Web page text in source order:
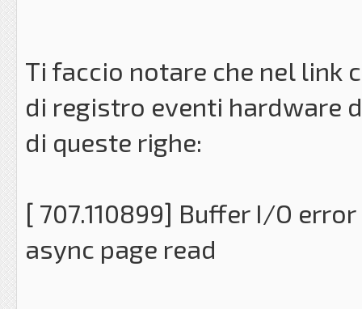
Ti faccio notare che nel link
di registro eventi hardware
di queste righe:
[ 707.110899] Buffer I/O
async page read